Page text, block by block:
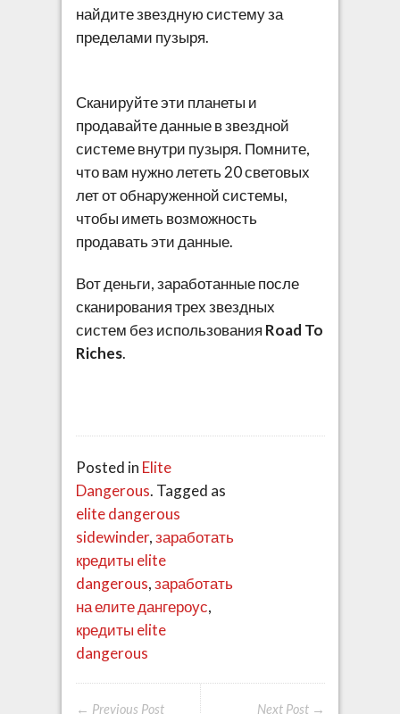
найдите звездную систему за
пределами пузыря.
Сканируйте эти планеты и
продавайте данные в звездной
системе внутри пузыря. Помните,
что вам нужно лететь 20 световых
лет от обнаруженной системы,
чтобы иметь возможность
продавать эти данные.
Вот деньги, заработанные после
сканирования трех звездных
систем без использования Road To
Riches.
Posted in Elite
Dangerous. Tagged as
elite dangerous
sidewinder,заработать
кредиты elite
dangerous,заработать
на елите дангероус,
кредиты elite
dangerous
Next Post →
← Previous Post